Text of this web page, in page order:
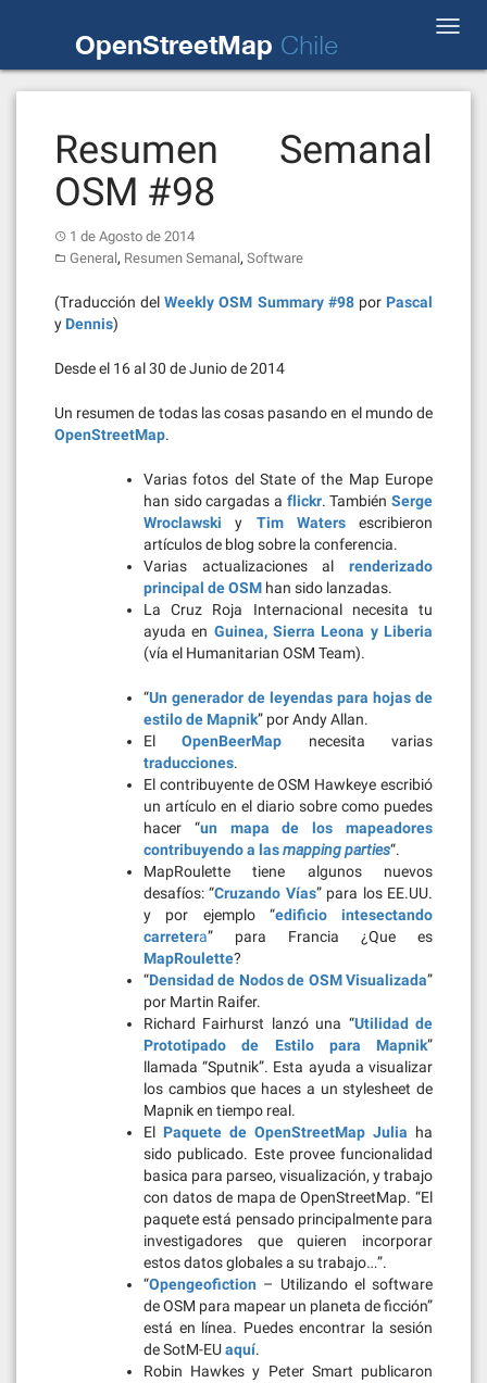
OpenStreetMap Chile
Resumen Semanal
OSM #98
1 de Agosto de 2014
General, Resumen Semanal, Software
(Traducción delWeekly OSM Summary #98por Pascal
y Dennis)
Desde el 16 al 30 de Junio de 2014
Un resumen de todas las cosas pasando en el mundo de
OpenStreetMap.
Varias fotos del State of the Map Europe
han sido cargadas a flickr. TambiénSerge
Wroclawski y Tim Watersescribieron
artículos de blog sobre la conferencia.
Varias actualizaciones al renderizado
principal de OSM han sido lanzadas.
La Cruz Roja Internacional necesita tu
ayuda en Guinea, Sierra Leona y Liberia
(vía el Humanitarian OSM Team).
“Un generador de leyendas para hojas de
estilo de Mapnik” por Andy Allan.
ElOpenBeerMap necesita varias
traducciones.
El contribuyente de OSM Hawkeye escribió
un artículo en el diario sobre como puedes
hacer “un mapa de los mapeadores
contribuyendo a lasmapping parties“.
MapRoulette tiene algunos nuevos
desafíos: “Cruzando Vías” para los EE.UU.
y por ejemplo “edificio intesectando
carretera” para Francia ¿Que es
MapRoulette?
“Densidad de Nodos de OSM Visualizada”
por Martin Raifer.
Richard Fairhurst lanzó una “Utilidad de
Prototipado de Estilo para Mapnik”
llamada “Sputnik”. Esta ayuda a visualizar
los cambios que haces a un stylesheet de
Mapnik en tiempo real.
El Paquete de OpenStreetMap Julia ha
sido publicado. Este provee funcionalidad
basica para parseo, visualización, y trabajo
con datos de mapa de OpenStreetMap. “El
paquete está pensado principalmente para
investigadores que quieren incorporar
estos datos globales a su trabajo…”.
“Opengeofiction – Utilizando el software
de OSM para mapear un planeta de ficción”
está en línea. Puedes encontrar la sesión
de SotM-EUaquí.
Robin Hawkes y Peter Smart publicaron